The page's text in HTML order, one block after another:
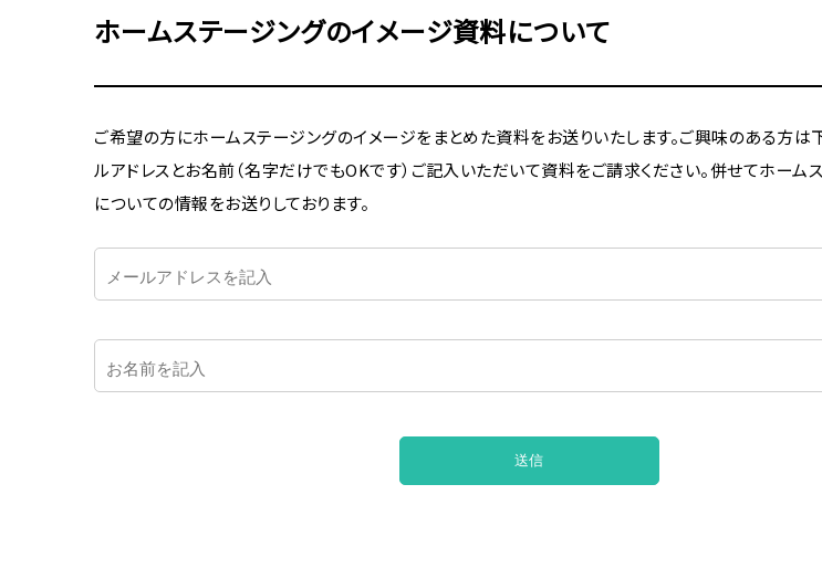
ホームステージングのイメージ資料について
ご希望の方にホームステージングのイメージをまとめた資料をお送りいたします。ご興味のある方は
ルアドレスとお名前（名字だけでもOKです）ご記入いただいて資料をご請求ください。併せてホーム
についての情報をお送りしております。